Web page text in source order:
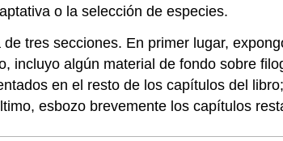
o la selección de especies.
tres secciones. En primer lugar,
incluyo algún material de fondo sobre
en el resto de los capítulos del
esbozo brevemente los capítulos